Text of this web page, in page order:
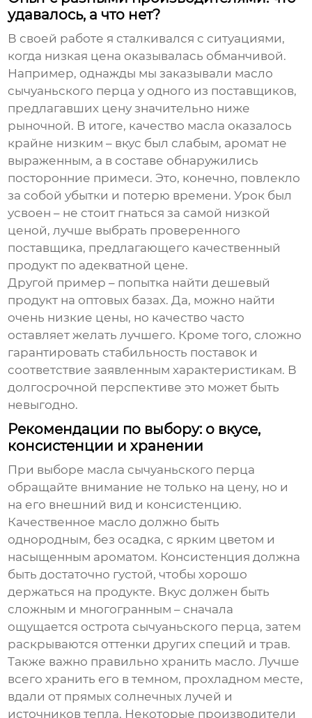
удавалось, а что нет?
В своей работе я сталкивался с ситуациями,
когда низкая цена оказывалась обманчивой.
Например, однажды мы заказывали масло
сычуаньского перца у одного из поставщиков,
предлагавших цену значительно ниже
рыночной. В итоге, качество масла оказалось
крайне низким – вкус был слабым, аромат не
выраженным, а в составе обнаружились
посторонние примеси. Это, конечно, повлекло
за собой убытки и потерю времени. Урок был
усвоен – не стоит гнаться за самой низкой
ценой, лучше выбрать проверенного
поставщика, предлагающего качественный
продукт по адекватной цене.
Другой пример – попытка найти дешевый
продукт на оптовых базах. Да, можно найти
очень низкие цены, но качество часто
оставляет желать лучшего. Кроме того, сложно
гарантировать стабильность поставок и
соответствие заявленным характеристикам. В
долгосрочной перспективе это может быть
невыгодно.
Рекомендации по выбору: о вкусе,
консистенции и хранении
При выборе масла сычуаньского перца
обращайте внимание не только на цену, но и
на его внешний вид и консистенцию.
Качественное масло должно быть
однородным, без осадка, с ярким цветом и
насыщенным ароматом. Консистенция должна
быть достаточно густой, чтобы хорошо
держаться на продукте. Вкус должен быть
сложным и многогранным – сначала
ощущается острота сычуаньского перца, затем
раскрываются оттенки других специй и трав.
Также важно правильно хранить масло. Лучше
всего хранить его в темном, прохладном месте,
вдали от прямых солнечных лучей и
источников тепла. Некоторые производители